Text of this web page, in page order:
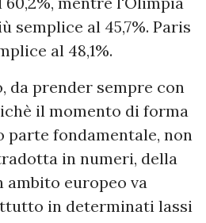
semplice al 45,7%. Paris
al 48,1%.
da prender sempre con
il momento di forma
fondamentale, non
in numeri, della
europeo va
in determinati lassi